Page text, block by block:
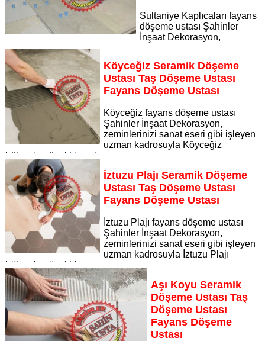
Sultaniye Kaplıcaları fayans
döşeme ustası Şahinler
İnşaat Dekorasyon,
zeminlerinizi sanat eseri gibi işleyen uzman kadrosuyla
Sultaniye Kaplıcaları bölgesine özel hizmet sunuyor
Sayfaya Git
Köyceğiz Seramik Döşeme
Ustası Taş Döşeme Ustası
Fayans Döşeme Ustası
Köyceğiz fayans döşeme ustası
Şahinler İnşaat Dekorasyon,
zeminlerinizi sanat eseri gibi işleyen
uzman kadrosuyla Köyceğiz
bölgesine özel hizmet sunuyor
Sayfaya Git
İztuzu Plajı Seramik Döşeme
Ustası Taş Döşeme Ustası
Fayans Döşeme Ustası
İztuzu Plajı fayans döşeme ustası
Şahinler İnşaat Dekorasyon,
zeminlerinizi sanat eseri gibi işleyen
uzman kadrosuyla İztuzu Plajı
bölgesine özel hizmet sunuyor
Sayfaya Git
Aşı Koyu Seramik
Döşeme Ustası Taş
Döşeme Ustası
Fayans Döşeme
Ustası